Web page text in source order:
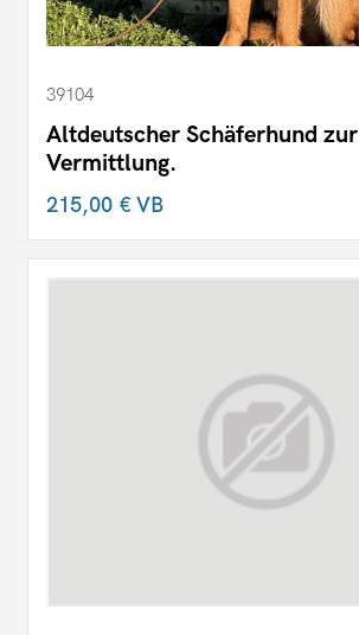
39104
Altdeutscher Schäferhund zur
Vermittlung.
215,00 €VB